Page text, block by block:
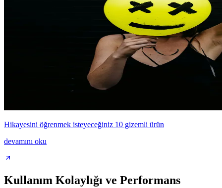
Hikayesini öğrenmek isteyeceğiniz 10 gizemli ürün
devamını oku
Kullanım Kolaylığı ve Performans